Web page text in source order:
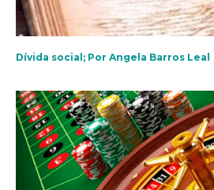
Dívida social; Por Angela Barros Leal